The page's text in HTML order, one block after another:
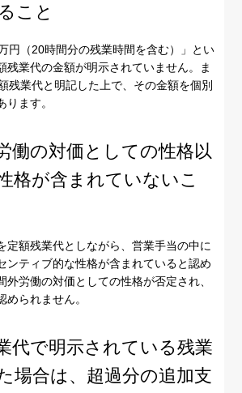
こと
円（20時間分の残業時間を含む）」とい
残業代の金額が明示されていません。ま
残業代と明記した上で、その金額を個別
ります。
働の対価としての性格以
格が含まれていないこ
定額残業代としながら、営業手当の中に
ンティブ的な性格が含まれていると認め
外労働の対価としての性格が否定され、
められません。
代で明示されている残業
場合は、超過分の追加支